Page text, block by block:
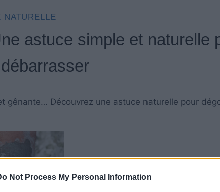
Not Process My Personal Information
NATURELLE
astuce simple et naturelle
gênante… Découvrez une astuce naturelle pour